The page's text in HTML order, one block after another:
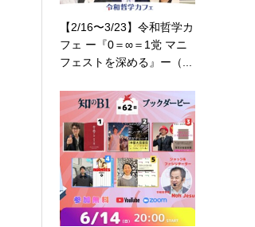
【2/16〜3/23】令和哲学カ
フェ ー『0＝∞＝1党 マニ
フェストを深める』ー（...